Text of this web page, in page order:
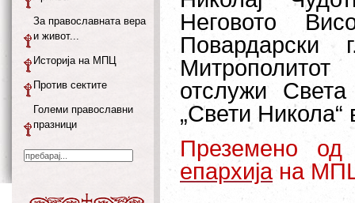
Неговото
Повардарски
Митрополитот
отслужи
„Свети
Преземено
епархијана
За православната вера
и живот...
Историја на МПЦ
Против сектите
Големи православни
празници